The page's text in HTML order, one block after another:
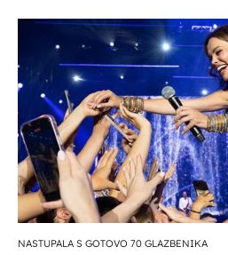
NASTUPALA S GOTOVO 70 GLAZBENIKA